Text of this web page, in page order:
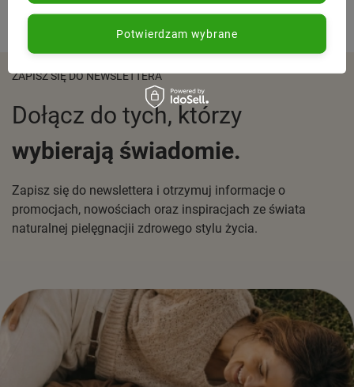
ZAPISZ SIĘ DO NEWSLETTERA
Dołącz do tych, którzy
wybierają świadomie.
Zapisz się do newslettera i otrzymuj informacje o
promocjach, nowościach oraz inspiracjach ze świata
naturalnej pielęgnacjii zdrowego stylu życia.
Potwierdzam wybrane